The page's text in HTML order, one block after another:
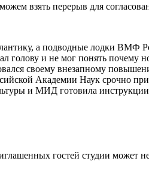
взять перерыв для
а подводные лодки ВМФ
голову и не мог понять
своему внезапному
Академии Наук срочно
и МИД готовила
гостей студии может